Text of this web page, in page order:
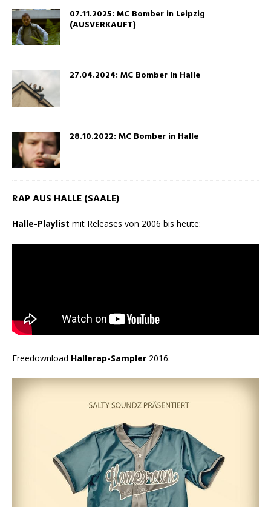
07.11.2025: MC Bomber in Leipzig
(AUSVERKAUFT)
27.04.2024: MC Bomber in Halle
28.10.2022: MC Bomber in Halle
RAP AUS HALLE (SAALE)
Halle-Playlist mit Releases von 2006 bis heute:
Freedownload Hallerap-Sampler 2016: